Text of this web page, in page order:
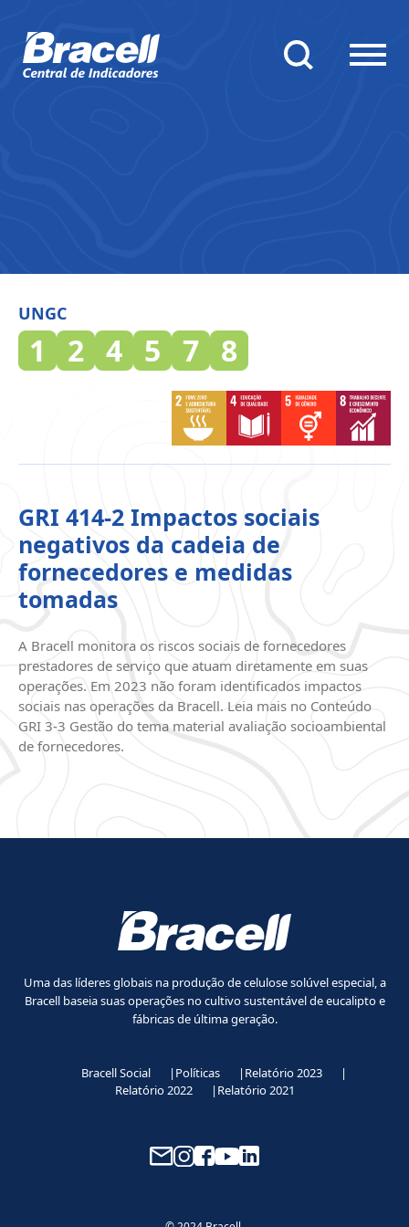
UNGC
1 2 4 5 7 8
GRI 414-2 Impactos sociais
negativos da cadeia de
fornecedores e medidas
tomadas
A Bracell monitora os riscos sociais de fornecedores
prestadores de serviço que atuam diretamente em suas
operações. Em 2023 não foram identificados impactos
sociais nas operações da Bracell. Leia mais no Conteúdo
GRI 3-3 Gestão do tema material avaliação socioambiental
de fornecedores.
Uma das líderes globais na produção de celulose solúvel especial, a
Bracell baseiasuas operações no cultivo sustentável de eucalipto e
fábricas de última geração.
Bracell Social Políticas
Relatório 2023
Relatório 2022
Relatório 2021